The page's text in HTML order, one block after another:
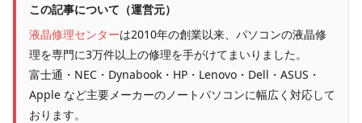
この記事について（運営元）
液晶修理センターは2010年の創業以来、パソコンの液晶修
理を専門に3万件以上の修理を手がけてまいりました。
富士通・NEC・Dynabook・HP・Lenovo・Dell・ASUS・
Apple など主要メーカーのノートパソコンに幅広く対応して
おります。